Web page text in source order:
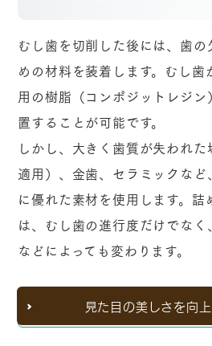
むし歯を切削した後には、歯
めの材料を装着します。むし
用の樹脂（コンポジットレジ
置することが可能です。
しかし、大きく歯質が失われ
適用）、金歯、セラミックな
に優れた素材を使用します。詰
は、むし歯の進行度だけでな
などによっても変わります。
見た目の美しさを向